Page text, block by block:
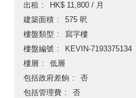
出租
HK$ 11,800 / 月
建築面積
575 呎
樓盤類型
寫字樓
樓盤編號
KEVIN-7193375134
樓層
低層
包括政府差餉
否
包括管理費
否